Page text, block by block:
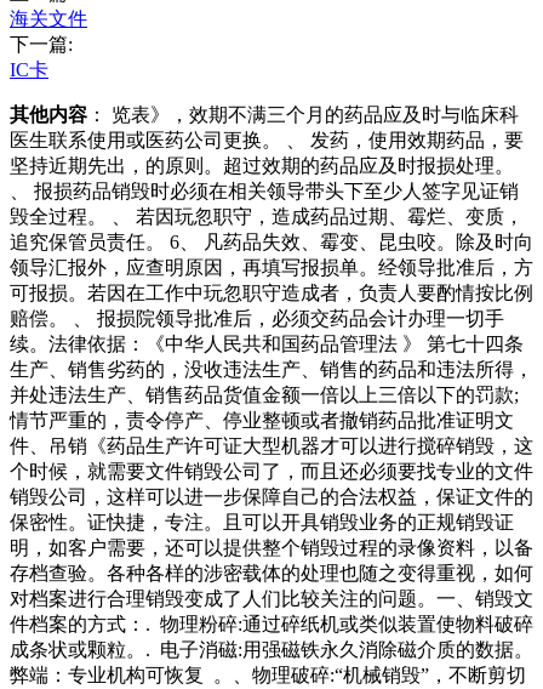
海关文件
下一篇:
IC卡
其他内容 ： 览表》，效期不满三个月的药品应及时与临床科
医生联系使用或医药公司更换。 、 发药，使用效期药品，要
坚持近期先出，的原则。超过效期的药品应及时报损处理。
、 报损药品销毁时必须在相关领导带头下至少人签字见证销
毁全过程。 、 若因玩忽职守，造成药品过期、霉烂、变质，
追究保管员责任。 6、 凡药品失效、霉变、昆虫咬。除及时向
领导汇报外，应查明原因，再填写报损单。经领导批准后，方
可报损。若因在工作中玩忽职守造成者，负责人要酌情按比例
赔偿。 、 报损院领导批准后，必须交药品会计办理一切手
续。法律依据：《中华人民共和国药品管理法 》 第七十四条
生产、销售劣药的，没收违法生产、销售的药品和违法所得，
并处违法生产、销售药品货值金额一倍以上三倍以下的罚款;
情节严重的，责令停产、停业整顿或者撤销药品批准证明文
件、吊销《药品生产许可证大型机器才可以进行搅碎销毁，这
个时候，就需要文件销毁公司了，而且还必须要找专业的文件
销毁公司，这样可以进一步保障自己的合法权益，保证文件的
保密性。证快捷，专注。且可以开具销毁业务的正规销毁证
明，如客户需要，还可以提供整个销毁过程的录像资料，以备
存档查验。各种各样的涉密载体的处理也随之变得重视，如何
对档案进行合理销毁变成了人们比较关注的问题。一、销毁文
件档案的方式：. 物理粉碎:通过碎纸机或类似装置使物料破碎
成条状或颗粒。. 电子消磁:用强磁铁永久消除磁介质的数据。
弊端：专业机构可恢复 。、物理破碎:“机械销毁”，不断剪切